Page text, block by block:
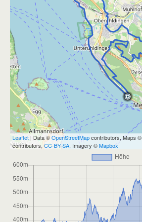
Leaflet | Data ©OpenStreetMapcontributors, Maps ©
contributors,CC-BY-SA, Imagery ©Mapbox